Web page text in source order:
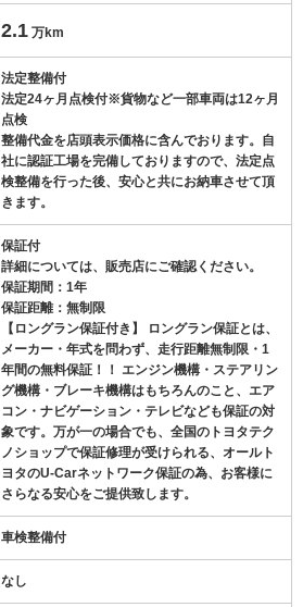
2.1 万km
法定整備付
法定24ヶ月点検付※貨物など一部車両は12ヶ月
点検
整備代金を店頭表示価格に含んでおります。自
社に認証工場を完備しておりますので、法定点
検整備を行った後、安心と共にお納車させて頂
きます。
保証付
詳細については、販売店にご確認ください。
保証期間：1年
保証距離：無制限
【ロングラン保証付き】 ロングラン保証とは、
メーカー・年式を問わず、走行距離無制限・1
年間の無料保証！！ エンジン機構・ステアリン
グ機構・ブレーキ機構はもちろんのこと、エア
コン・ナビゲーション・テレビなども保証の対
象です。万が一の場合でも、全国のトヨタテク
ノショップで保証修理が受けられる、オールト
ヨタのU-Carネットワーク保証の為、お客様に
さらなる安心をご提供致します。
車検整備付
なし